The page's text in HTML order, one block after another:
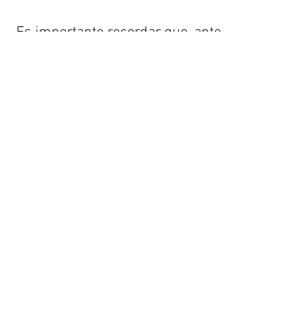
Es importante recordar que, ante